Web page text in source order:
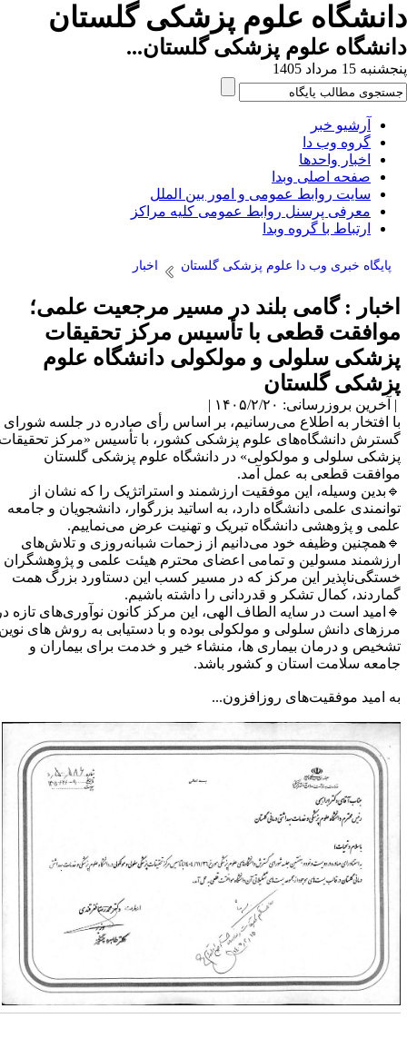
علوم پزشکی گلستان
علوم پزشکی گلستان...
15 مرداد 1405
آرشیو خبر
گروه وب دا
اخبار واحدها
صفحه اصلی وبدا
سایت روابط عمومی و امور بین الملل
معرفی پرسنل روابط عمومی کلیه مراکز
ارتباط با گروه وبدا
پایگاه خبری وب دا علوم پزشکی گلستان اخبار
: گامی بلند در مسیر مرجعیت علمی؛
قطعی با تأسیس مرکز تحقیقات
سلولی و مولکولی دانشگاه علوم
گلستان
بروزرسانی: ۱۴۰۵/۲/۲۰ |
افتخار به اطلاع می‌رسانیم، بر اساس رأی صادره در جلسه شورای
دانشگاه‌های علوم پزشکی کشور، با تأسیس «مرکز تحقیقات
سلولی و مولکولی» در دانشگاه علوم پزشکی گلستان
قطعی به عمل آمد.
وسیله، این موفقیت ارزشمند و استراتژیک را که نشان از
علمی دانشگاه دارد، به اساتید بزرگوار، دانشجویان و جامعه
و پژوهشی دانشگاه تبریک و تهنیت عرض می‌نماییم.
وظیفه خود می‌دانیم از زحمات شبانه‌روزی و تلاش‌های
مسولین و تمامی اعضای محترم هیئت علمی و پژوهشگران
این مرکز که در مسیر کسب این دستاورد بزرگ همت
کمال تشکر و قدردانی را داشته باشیم.
است در سایه الطاف الهی، این مرکز کانون نوآوری‌های تازه در
دانش سلولی و مولکولی بوده و با دستیابی به روش های نوین
و درمان بیماری ها، منشاء خیر و خدمت برای بیماران و
سلامت استان و کشور باشد.
امید موفقیت‌های روزافزون...